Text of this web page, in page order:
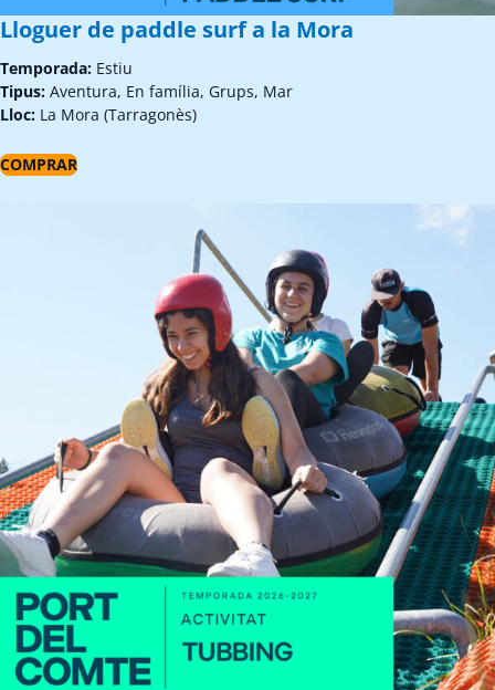
Lloguer de paddle surf a la Mora
Temporada: Estiu
Tipus: Aventura, En família, Grups, Mar
Lloc: La Mora (Tarragonès)
COMPRAR